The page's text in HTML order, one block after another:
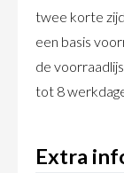
twee korte
een basis
de
tot 8
Extra